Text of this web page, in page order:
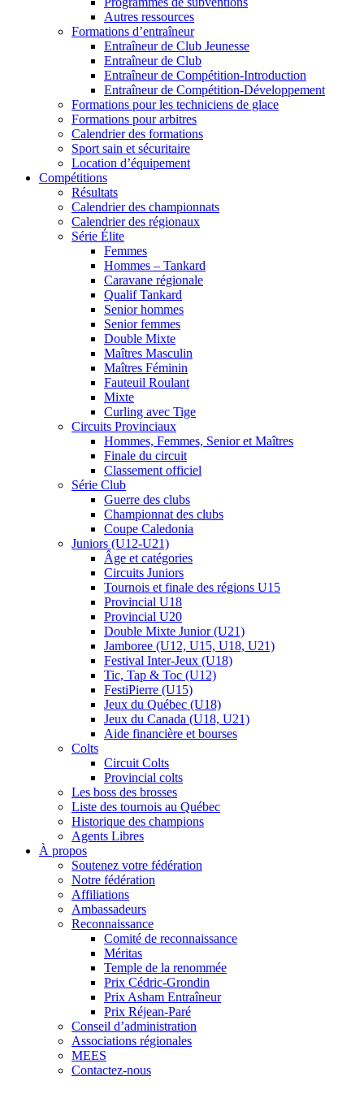
Autres ressources
Formations d’entraîneur
Entraîneur de Club Jeunesse
Entraîneur de Club
Entraîneur de Compétition-Introduction
Entraîneur de Compétition-Développement
Formations pour les techniciens de glace
Formations pour arbitres
Calendrier des formations
Sport sain et sécuritaire
Location d’équipement
Compétitions
Résultats
Calendrier des championnats
Calendrier des régionaux
Série Élite
Femmes
Hommes – Tankard
Caravane régionale
Qualif Tankard
Senior hommes
Senior femmes
Double Mixte
Maîtres Masculin
Maîtres Féminin
Fauteuil Roulant
Mixte
Curling avec Tige
Circuits Provinciaux
Hommes, Femmes, Senior et Maîtres
Finale du circuit
Classement officiel
Série Club
Guerre des clubs
Championnat des clubs
Coupe Caledonia
Juniors (U12-U21)
Âge et catégories
Circuits Juniors
Tournois et finale des régions U15
Provincial U18
Provincial U20
Double Mixte Junior (U21)
Jamboree (U12, U15, U18, U21)
Festival Inter-Jeux (U18)
Tic, Tap & Toc (U12)
FestiPierre (U15)
Jeux du Québec (U18)
Jeux du Canada (U18, U21)
Aide financière et bourses
Colts
Circuit Colts
Provincial colts
Les boss des brosses
Liste des tournois au Québec
Historique des champions
Agents Libres
À propos
Soutenez votre fédération
Notre fédération
Affiliations
Ambassadeurs
Reconnaissance
Comité de reconnaissance
Méritas
Temple de la renommée
Prix Cédric-Grondin
Prix Asham Entraîneur
Prix Réjean-Paré
Conseil d’administration
Associations régionales
MEES
Contactez-nous